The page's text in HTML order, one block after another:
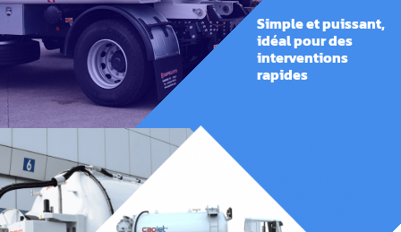
Simple et puissant,
idéal pour des
interventions
rapides